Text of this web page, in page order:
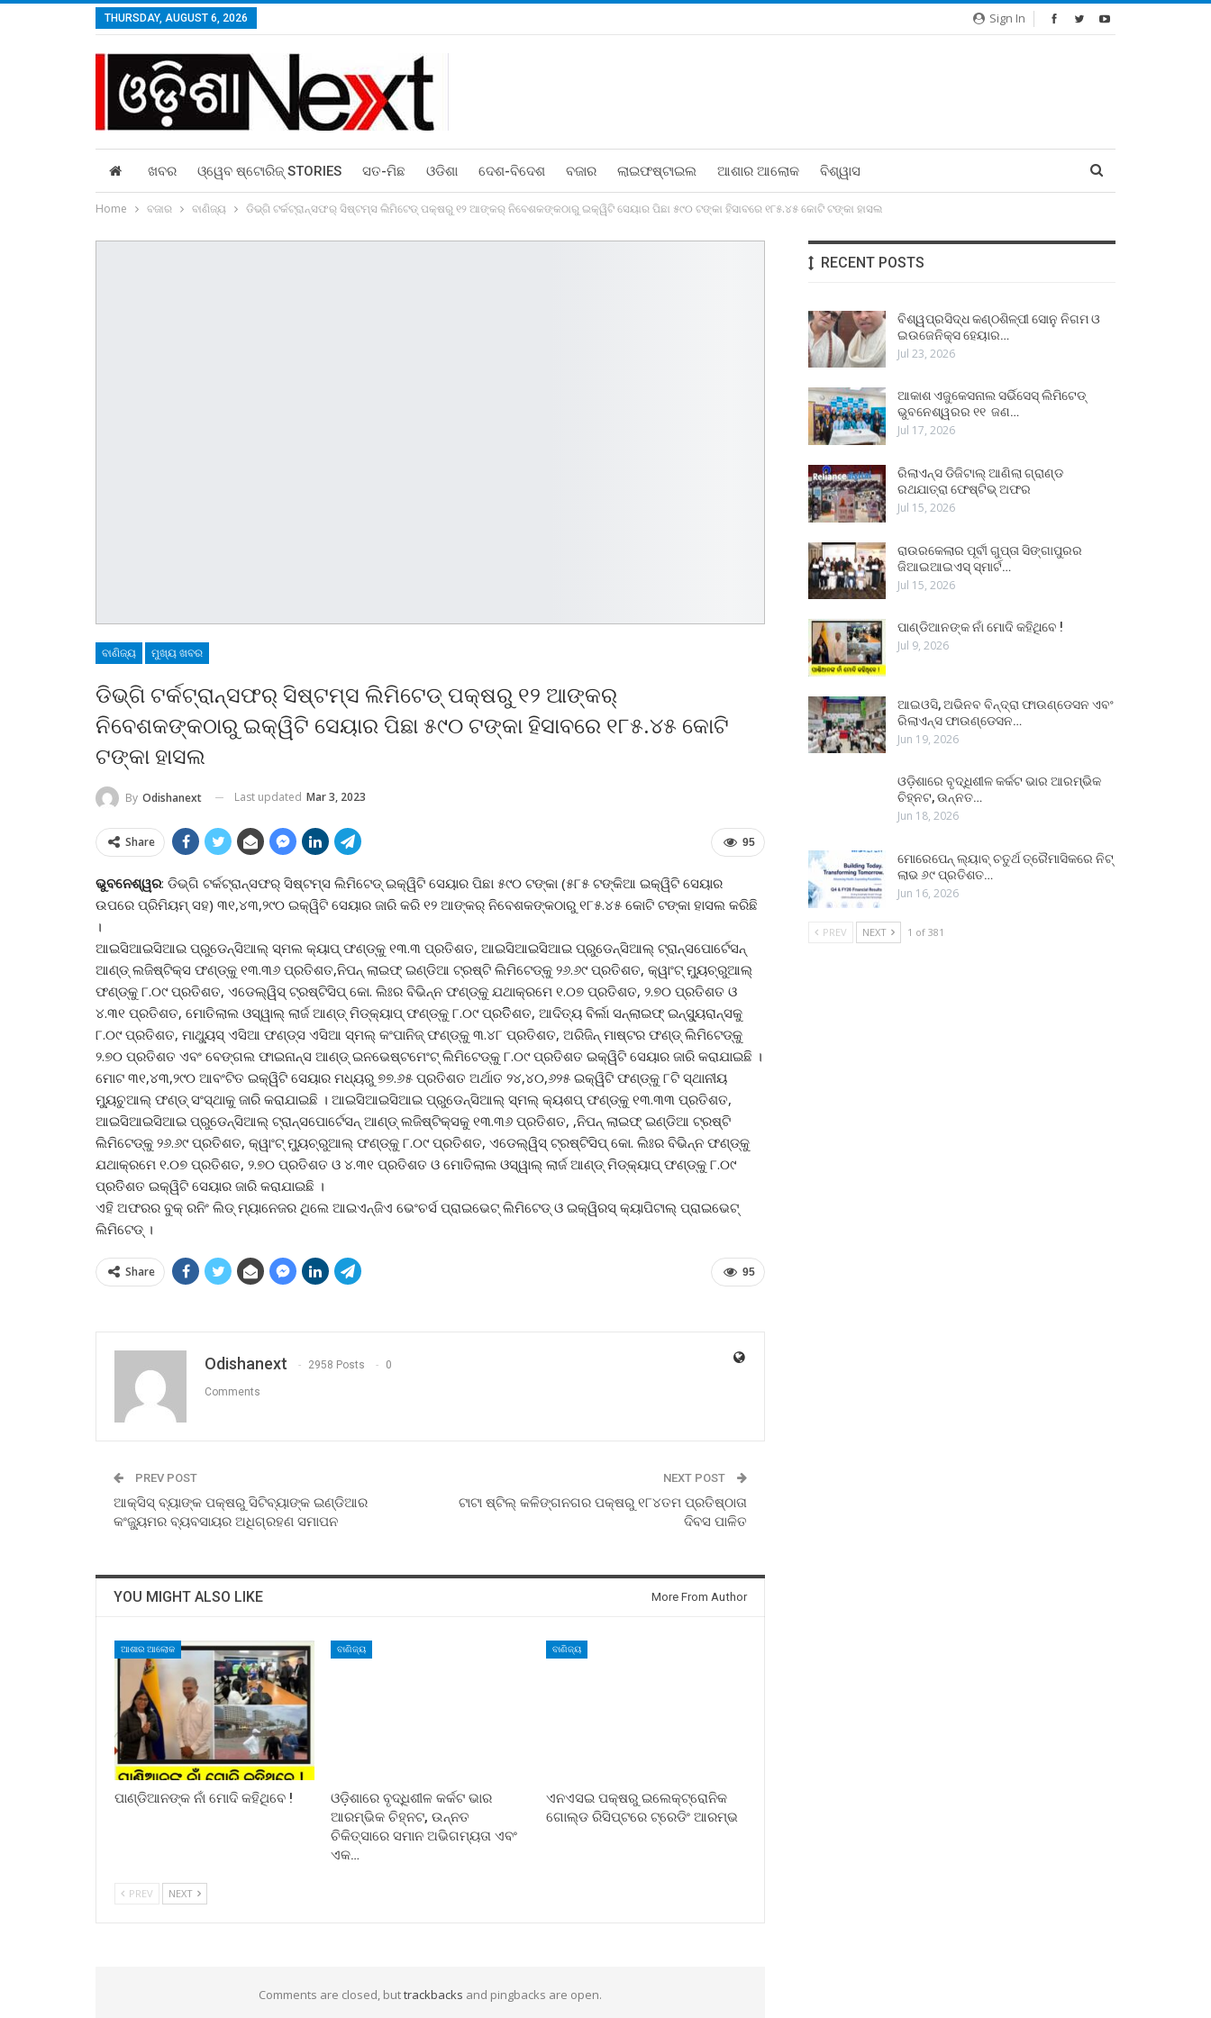
Sign In
THURSDAY, AUGUST 6, 2026
ଖବର ଓ୍ୱେବ ଷ୍ଟୋରିଜ୍‌ STORIES ସତ-ମିଛ ଓଡିଶା ଦେଶ-ବିଦେଶ ବଜାର ଲାଇଫଷ୍ଟାଇଲ ଆଶାର ଆଲୋକ ବିଶ୍ୱାସ
Home ବଜାର ବାଣିଜ୍ୟ ଡିଭ୍‌ଗି ଟର୍କଟ୍ରାନ୍ସଫର୍ ସିଷ୍ଟମ୍‌ସ ଲିମିଟେଡ୍ ପକ୍ଷରୁ ୧୨ ଆଙ୍କର୍ ନିବେଶକଙ୍କଠାରୁ ଇକ୍ୱିଟି ସେୟାର ପିଛା ୫୯୦ ଟଙ୍କା ହିସାବରେ ୧୮୫.୪୫ କୋଟି ଟଙ୍କା ହାସଲ
ବାଣିଜ୍ୟ ମୁଖ୍ୟ ଖବର
ଡିଭ୍‌ଗି ଟର୍କଟ୍ରାନ୍ସଫର୍ ସିଷ୍ଟମ୍‌ସ ଲିମିଟେଡ୍ ପକ୍ଷରୁ ୧୨ ଆଙ୍କର୍
ନିବେଶକଙ୍କଠାରୁ ଇକ୍ୱିଟି ସେୟାର ପିଛା ୫୯୦ ଟଙ୍କା ହିସାବରେ ୧୮୫.୪୫ କୋଟି
ଟଙ୍କା ହାସଲ
By Odishanext Last updated Mar 3, 2023
95
Share
ଭୁବନେଶ୍ୱର: ଡିଭ୍‌ଗି ଟର୍କଟ୍ରାନ୍ସଫର୍ ସିଷ୍ଟମ୍‌ସ ଲିମିଟେଡ୍ ଇକ୍ୱିଟି ସେୟାର ପିଛା ୫୯୦ ଟଙ୍କା (୫୮୫ ଟଙ୍କିଆ ଇକ୍ୱିଟି ସେୟାର
ଉପରେ ପ୍ରିମିୟମ୍ ସହ) ୩୧,୪୩,୨୯୦ ଇକ୍ୱିଟି ସେୟାର ଜାରି କରି ୧୨ ଆଙ୍କର୍ ନିବେଶକଙ୍କଠାରୁ ୧୮୫.୪୫ କୋଟି ଟଙ୍କା ହାସଲ କରିଛି
।
ଆଇସିଆଇସିଆଇ ପ୍ରୁଡେନ୍ସିଆଲ୍ ସ୍ମଲ କ୍ୟାପ୍ ଫଣ୍ଡ୍‌କୁ ୧୩.୩ ପ୍ରତିଶତ, ଆଇସିଆଇସିଆଇ ପ୍ରୁଡେନ୍ସିଆଲ୍ ଟ୍ରାନ୍ସପୋର୍ଟେସନ୍
ଆଣ୍ଡ୍ ଲଜିଷ୍ଟିକ୍ସ ଫଣ୍ଡ୍‌କୁ ୧୩.୩୬ ପ୍ରତିଶତ,ନିପନ୍ ଲାଇଫ୍ ଇଣ୍ଡିଆ ଟ୍ରଷ୍ଟି ଲିମିଟେଡ୍‌କୁ ୨୬.୬୯ ପ୍ରତିଶତ, କ୍ୱାଂଟ୍ ମ୍ୟୁଚ୍ରୁଆଲ୍
ଫଣ୍ଡ୍‌କୁ ୮.୦୯ ପ୍ରତିଶତ, ଏଡେଲ୍‌ୱିସ୍ ଟ୍ରଷ୍ଟିସିପ୍ କୋ. ଲିଃର ବିଭିନ୍ନ ଫଣ୍ଡ୍‌କୁ ଯଥାକ୍ରମେ ୧.୦୭ ପ୍ରତିଶତ, ୨.୭୦ ପ୍ରତିଶତ ଓ
୪.୩୧ ପ୍ରତିଶତ, ମୋତିଲାଲ ଓସ୍ୱାଲ୍ ଲାର୍ଜ ଆଣ୍ଡ୍ ମିଡ୍‌କ୍ୟାପ୍ ଫଣ୍ଡ୍‌କୁ ୮.୦୯ ପ୍ରତିିଶତ, ଆଦିତ୍ୟ ବିର୍ଲା ସନ୍‌ଲାଇଫ୍ ଇନ୍‌ସ୍ୟୁରାନ୍ସକୁ
୮.୦୯ ପ୍ରତିଶତ, ମାଥ୍ୟୁସ୍ ଏସିଆ ଫଣ୍ଡ୍‌ସ ଏସିଆ ସ୍ମଲ୍ କଂପାନିଜ୍ ଫଣ୍ଡ୍‌କୁ ୩.୪୮ ପ୍ରତିଶତ, ଅରିଜିନ୍ ମାଷ୍ଟର ଫଣ୍ଡ୍ ଲିମିଟେଡ୍‌କୁ
୨.୭୦ ପ୍ରତିଶତ ଏବଂ ବେଙ୍ଗଲ ଫାଇନାନ୍ସ ଆଣ୍ଡ୍ ଇନଭେଷ୍ଟମେଂଟ୍ ଲିମିଟେଡ୍‌କୁ ୮.୦୯ ପ୍ରତିଶତ ଇକ୍ୱିଟି ସେୟାର ଜାରି କରାଯାଇଛି ।
ମୋଟ ୩୧,୪୩,୨୯୦ ଆବଂଟିତ ଇକ୍ୱିଟି ସେୟାର ମଧ୍ୟରୁ ୭୭.୬୫ ପ୍ରତିଶତ ଅର୍ଥାତ ୨୪,୪୦,୬୨୫ ଇକ୍ୱିଟି ଫଣ୍ଡ୍‌କୁ ୮ଟି ସ୍ଥାନୀୟ
ମ୍ୟୁଚୁଆଲ୍ ଫଣ୍ଡ୍ ସଂସ୍ଥାକୁ ଜାରି କରାଯାଇଛି । ଆଇସିଆଇସିଆଇ ପ୍ରୁଡେନ୍ସିଆଲ୍ ସ୍ମଲ୍ କ୍ୟଶପ୍ ଫଣ୍ଡ୍‌କୁ ୧୩.୩୩ ପ୍ରତିଶତ,
ଆଇସିଆଇସିଆଇ ପ୍ରୁଡେନ୍‌ସିଆଲ୍ ଟ୍ରାନ୍ସପୋର୍ଟେସନ୍ ଆଣ୍ଡ୍ ଲଜିଷ୍ଟିକ୍ସକୁ ୧୩.୩୬ ପ୍ରତିଶତ, ,ନିପନ୍ ଲାଇଫ୍ ଇଣ୍ଡିଆ ଟ୍ରଷ୍ଟି
ଲିମିଟେଡ୍‌କୁ ୨୬.୬୯ ପ୍ରତିଶତ, କ୍ୱାଂଟ୍ ମ୍ୟୁଚ୍ରୁଆଲ୍ ଫଣ୍ଡ୍‌କୁ ୮.୦୯ ପ୍ରତିଶତ, ଏଡେଲ୍‌ୱିସ୍ ଟ୍ରଷ୍ଟିସିପ୍ କୋ. ଲିଃର ବିଭିନ୍ନ ଫଣ୍ଡ୍‌କୁ
ଯଥାକ୍ରମେ ୧.୦୭ ପ୍ରତିଶତ, ୨.୭୦ ପ୍ରତିଶତ ଓ ୪.୩୧ ପ୍ରତିଶତ ଓ ମୋତିଲାଲ ଓସ୍ୱାଲ୍ ଲାର୍ଜ ଆଣ୍ଡ୍ ମିଡ୍‌କ୍ୟାପ୍ ଫଣ୍ଡ୍‌କୁ ୮.୦୯
ପ୍ରତିିଶତ ଇକ୍ୱିଟି ସେୟାର ଜାରି କରାଯାଇଛି ।
ଏହି ଅଫରର ବୁକ୍ ରନିଂ ଲିଡ୍ ମ୍ୟାନେଜର ଥିଲେ ଆଇଏନ୍‌ଜିଏ ଭେଂଚର୍ସ ପ୍ରାଇଭେଟ୍ ଲିମିଟେଡ୍ ଓ ଇକ୍ୱିରସ୍ କ୍ୟାପିଟାଲ୍ ପ୍ରାଇଭେଟ୍
ଲିମିଟେଡ୍ ।
95
Share
Odishanext 2958 Posts 0
Comments
PREV POST
ଆକ୍ସିସ୍ ବ୍ୟାଙ୍କ ପକ୍ଷରୁ ସିଟିବ୍ୟାଙ୍କ ଇଣ୍ଡିଆର
କଂଜ୍ୟୁମର ବ୍ୟବସାୟର ଅଧିଗ୍ରହଣ ସମାପନ
NEXT POST
ଟାଟା ଷ୍ଟିଲ୍ କଳିଙ୍ଗନଗର ପକ୍ଷରୁ ୧୮୪ତମ ପ୍ରତିଷ୍ଠାତା
ଦିବସ ପାଳିତ
YOU MIGHT ALSO LIKE More From Author
ଆଶାର ଆଲୋକ
ପାଣ୍ଡିଆନଙ୍କ ନାଁ ମୋଦି କହିଥିବେ !
ବାଣିଜ୍ୟ
ଓଡ଼ିଶାରେ ବୃଦ୍ଧିଶୀଳ କର୍କଟ ଭାର
ଆରମ୍ଭିକ ଚିହ୍ନଟ, ଉନ୍ନତ
ଚିକିତ୍ସାରେ ସମାନ ଅଭିଗମ୍ୟତା ଏବଂ
ଏକ…
ବାଣିଜ୍ୟ
ଏନଏସଇ ପକ୍ଷରୁ ଇଲେକ୍‌ଟ୍ରୋନିକ
ଗୋଲ୍ଡ ରିସିପ୍ଟରେ ଟ୍ରେଡିଂ ଆରମ୍ଭ
PREV NEXT
Comments are closed, buttrackbacks and pingbacks are open.
RECENT POSTS
ବିଶ୍ୱପ୍ରସିଦ୍ଧ କଣ୍ଠଶିଳ୍ପୀ ସୋନୁ ନିଗମ ଓ
ଇଉଜେନିକ୍ସ ହେୟାର…
Jul 23, 2026
ଆକାଶ ଏଜୁକେସନାଲ ସର୍ଭିସେସ୍ ଲିମିଟେଡ୍
ଭୁବନେଶ୍ୱରର ୧୧ ଜଣ…
Jul 17, 2026
ରିଲାଏନ୍ସ ଡିଜିଟାଲ୍ ଆଣିଲା ଗ୍ରାଣ୍ଡ
ରଥଯାତ୍ରା ଫେଷ୍ଟିଭ୍ ଅଫର
Jul 15, 2026
ରାଉରକେଲାର ପୂର୍ବୀ ଗୁପ୍ତା ସିଙ୍ଗାପୁରର
ଜିଆଇଆଇଏସ୍ ସ୍ମାର୍ଟ…
Jul 15, 2026
ପାଣ୍ଡିଆନଙ୍କ ନାଁ ମୋଦି କହିଥିବେ !
Jul 9, 2026
ଆଇଓସି, ଅଭିନବ ବିନ୍ଦ୍ରା ଫାଉଣ୍ଡେସନ ଏବଂ
ରିଲାଏନ୍ସ ଫାଉଣ୍ଡେସନ…
Jun 19, 2026
ଓଡ଼ିଶାରେ ବୃଦ୍ଧିଶୀଳ କର୍କଟ ଭାର ଆରମ୍ଭିକ
ଚିହ୍ନଟ, ଉନ୍ନତ…
Jun 18, 2026
ମୋରେପେନ୍ ଲ୍ୟାବ୍ ଚତୁର୍ଥ ତ୍ରୈମାସିକରେ ନିଟ୍
ଲାଭ ୬୯ ପ୍ରତିଶତ…
Jun 16, 2026
PREV NEXT 1 of 381